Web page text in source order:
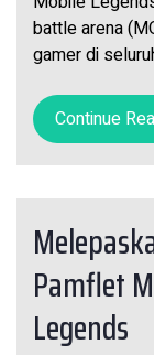
battle arena
gamer di
Continue
Pamflet
Legends